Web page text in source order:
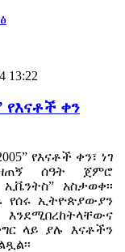
13:22
የእናቶች ቀን
የእናቶች ቀን፣ ነገ
ሰዓት ጀምሮ
አስታወቀ፡፡
የሰሩ ኢትዮጵያውያን
ላይ ያሉ እናቶችን